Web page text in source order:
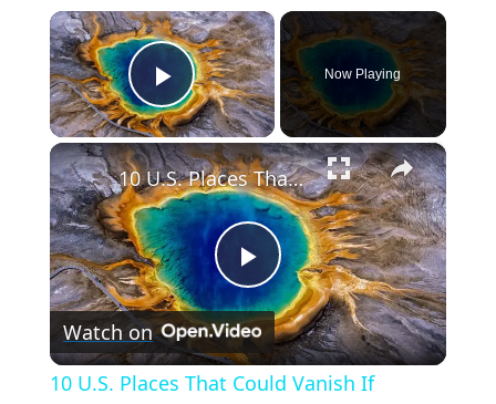
×
Play Video
Now Playing
×
Play
Video
10 U.S. Places That Could Vanish If Yellowstone Erupts
Watch on
10 U.S. Places That Could Vanish If